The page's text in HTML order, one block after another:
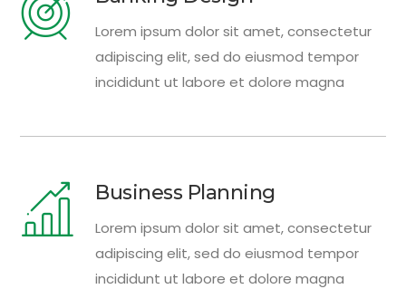
Lorem ipsum dolor sit amet, consectetur
adipiscing elit, sed do eiusmod tempor
incididunt ut labore et dolore magna
Business Planning
Lorem ipsum dolor sit amet, consectetur
adipiscing elit, sed do eiusmod tempor
incididunt ut labore et dolore magna